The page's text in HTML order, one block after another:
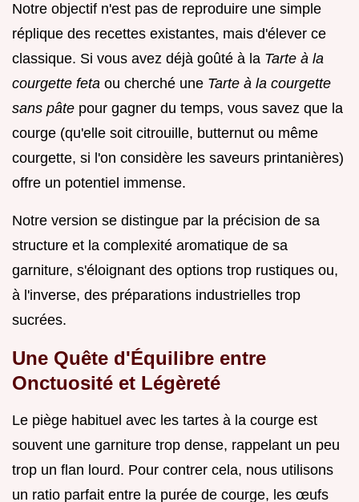
Notre objectif n'est pas de reproduire une simple
réplique des recettes existantes, mais d'élever ce
classique. Si vous avez déjà goûté à la Tarte à la
courgette feta ou cherché une Tarte à la courgette
sans pâte pour gagner du temps, vous savez que la
courge (qu'elle soit citrouille, butternut ou même
courgette, si l'on considère les saveurs printanières)
offre un potentiel immense.
Notre version se distingue par la précision de sa
structure et la complexité aromatique de sa
garniture, s'éloignant des options trop rustiques ou,
à l'inverse, des préparations industrielles trop
sucrées.
Une Quête d'Équilibre entre
Onctuosité et Légèreté
Le piège habituel avec les tartes à la courge est
souvent une garniture trop dense, rappelant un peu
trop un flan lourd. Pour contrer cela, nous utilisons
un ratio parfait entre la purée de courge, les œufs